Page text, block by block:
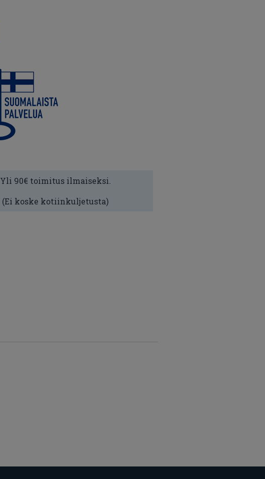
Yli 90€ toimitus ilmaiseksi.
(Ei koske kotiinkuljetusta)